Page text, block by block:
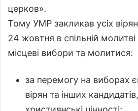
церков».
Тому УМР закликав усіх
24 жовтня в спільній молитві
місцеві вибори та молитися:
за перемогу на виборах
вірян та інших